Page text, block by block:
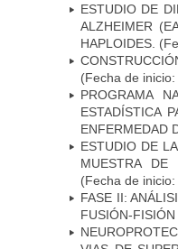
ESTUDIO DE
ALZHEIMER
HAPLOIDES.
(Fecha de
PROGRAMA
ESTADÍSTICA
ENFERMEDAD
ESTUDIO DE
MUESTRA DE
(Fecha de
FASE II:
FUSIÓN-